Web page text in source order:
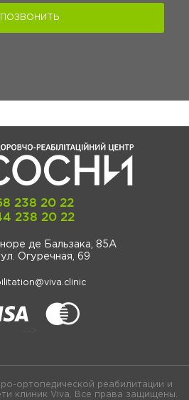
ПОЗВОНИТЬ
238 20 22
238 20 22
де Бальзака, 85А
Огуречная, 69
ортопедической реабилитации и
клиник Viva. Все права защищены.